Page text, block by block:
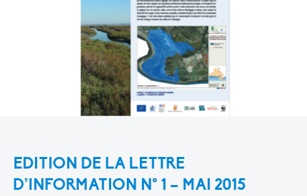
EDITION DE LA LETTRE
D’INFORMATION N° 1 – MAI 2015